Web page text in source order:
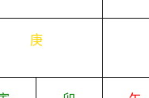
庚